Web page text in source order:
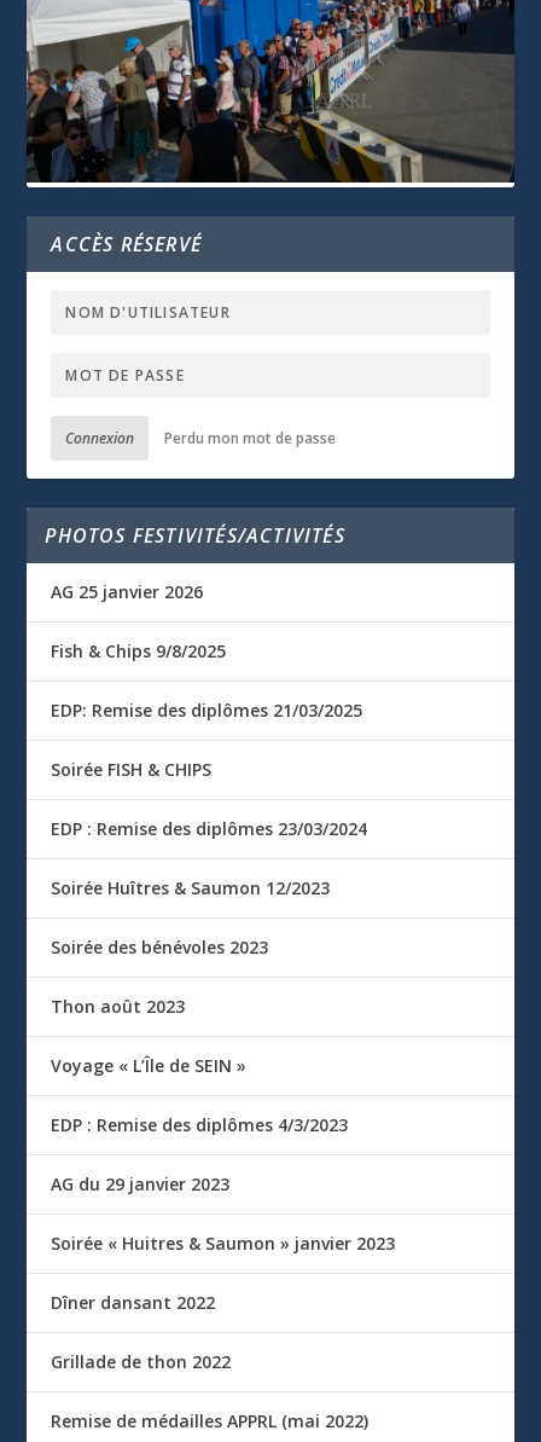
ACCÈS RÉSERVÉ
Connexion Perdu mon mot de passe
PHOTOS FESTIVITÉS/ACTIVITÉS
AG 25 janvier 2026
Fish & Chips 9/8/2025
EDP: Remise des diplômes 21/03/2025
Soirée FISH & CHIPS
EDP : Remise des diplômes 23/03/2024
Soirée Huîtres & Saumon 12/2023
Soirée des bénévoles 2023
Thon août 2023
Voyage « L’Île de SEIN »
EDP : Remise des diplômes 4/3/2023
AG du 29 janvier 2023
Soirée « Huitres & Saumon » janvier 2023
Dîner dansant 2022
Grillade de thon 2022
Remise de médailles APPRL (mai 2022)